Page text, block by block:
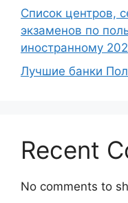
Список центров,
экзаменов по
иностранному
Лучшие банки
Recent
No comments to